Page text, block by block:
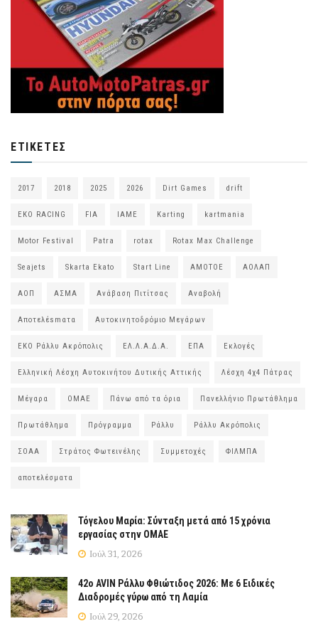
ΕΤΙΚΈΤΕΣ
2017 2018 2025 2026 Dirt Games drift
EKO RACING FIA IAME Karting kartmania
Motor Festival Patra rotax Rotax Max Challenge
Seajets Skarta Ekato Start Line ΑΜΟΤΟΕ ΑΟΛΑΠ
ΑΟΠ ΑΣΜΑ Ανάβαση Πιτίτσας Αναβολή
Αποτελέsmατα Αυτοκινητοδρόμιο Μεγάρων
ΕΚΟ Ράλλυ Ακρόπολις ΕΛ.Λ.Α.Δ.Α. ΕΠΑ Εκλογές
Ελληνική Λέσχη Αυτοκινήτου Δυτικής Αττικής Λέσχη 4χ4 Πάτρας
Μέγαρα ΟΜΑΕ Πάνω από τα όρια Πανελλήνιο Πρωτάθλημα
Πρωτάθλημα Πρόγραμμα Ράλλυ Ράλλυ Ακρόπολις
ΣΟΑΑ Στράτος Φωτεινέλης Συμμετοχές ΦΙΛΜΠΑ
αποτελέσματα
Τόγελου Μαρία: Σύνταξη μετά από 15 χρόνια
εργασίας στην ΟΜΑΕ
Ιούλ 31, 2026
42ο AVIN Ράλλυ Φθιώτιδος 2026: Με 6 Ειδικές
Διαδρομές γύρω από τη Λαμία
Ιούλ 29, 2026